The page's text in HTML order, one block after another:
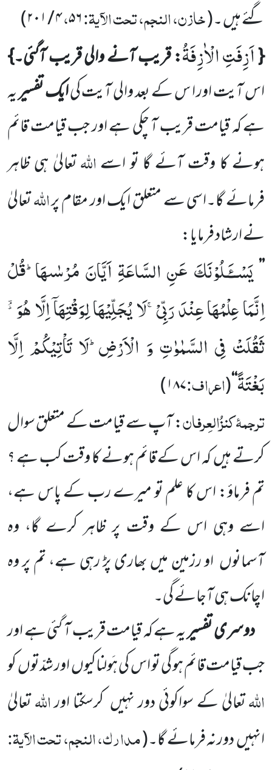
گئے ہیں ۔(خازن، النجم، تحت الآیۃ:۵۶،۴/۲۰۱)
{اَزِفَتِ الْاٰزِفَةُ: قریب آنے والی قریب آگئی۔}
اس آیت اور ا س کے بعد والی آیتکیایک تفسیریہ
ہے کہ قیامتقریب آ چکی ہے اور جب قیامت قائم
ہونے کاوقت آئے گا تو اسےاللہتعالیٰ ہی ظاہر
فرمائے گا۔اسی سے متعلق ایکاور مقام پراللہتعالیٰ
نے ارشاد فرمایا:
’’یَسْــٴَـلُوْنَكَ عَنِ السَّاعَةِ اَیَّانَ مُرْسٰىهَاؕ-قُلْ
اِنَّمَا عِلْمُهَا عِنْدَ رَبِّیْۚ-لَا یُجَلِّیْهَا لِوَقْتِهَاۤ اِلَّا هُوَ ﲪ
ثَقُلَتْ فِی السَّمٰوٰتِ وَ الْاَرْضِؕ-لَا تَاْتِیْكُمْ اِلَّا
بَغْتَةً‘‘
(اعراف:۱۸۷)
ترجمۂکنزُالعِرفان: آپ سے قیامت کے متعلق سوال
کرتے ہیںکہ اس کے قائم ہونے کا وقت کب ہے ؟
تم فرماؤ: اس کا علم تو میرے رب کے پاس ہے،
اسے وہی اس کے وقت پر ظاہر کرے گا، وہ
آسمانوں او رزمین میں بھاری پڑ رہی ہے، تم پر وہ
اچانک ہی آجائے گی۔
دوسری تفسیریہ ہے کہ قیامت قریب آ گئی ہے اور
جب قیامت قائم ہو گی تو اس کی ہَولناکیوںاور شدّتوںکو
اللہتعالیٰ کے سواکوئی دور نہیں کرسکتا اوراللہتعالیٰ
انہیںدور نہ فرمائے گا۔(مدارک، النجم، تحت الآیۃ: